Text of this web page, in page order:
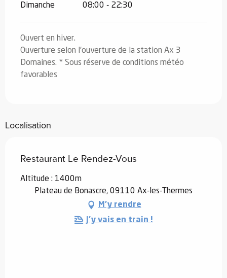
Dimanche 08:00 - 22:30
Ouvert en hiver.
Ouverture selon l'ouverture de la station Ax 3
Domaines. * Sous réserve de conditions météo
favorables
Localisation
Restaurant Le Rendez-Vous
Altitude : 1400m
Plateau de Bonascre, 09110 Ax-les-Thermes
M'y rendre
J'y vais en train !